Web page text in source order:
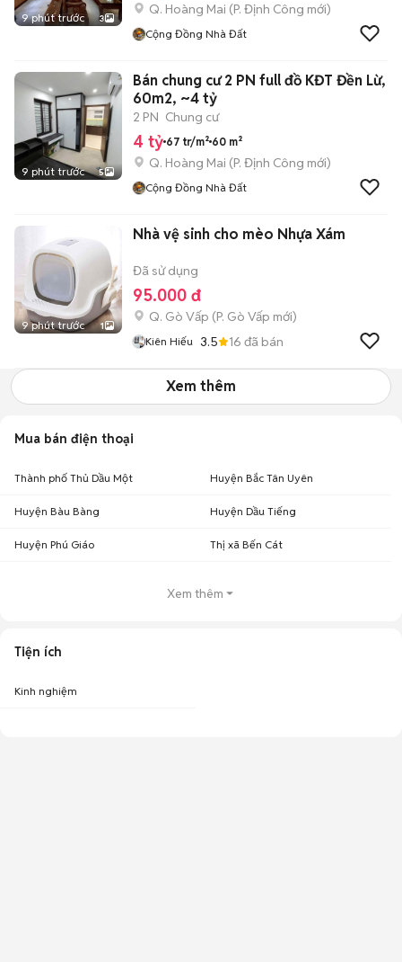
9 phút trước 3
Q. Hoàng Mai (P. Định Công mới)
Cộng Đồng Nhà Đất
9 phút trước 5
Bán chung cư 2 PN full đồ KĐT Đền Lừ,
60m2, ~4 tỷ
2 PN Chung cư
4 tỷ 67 tr/m² 60 m²
Q. Hoàng Mai (P. Định Công mới)
Cộng Đồng Nhà Đất
9 phút trước 1
Nhà vệ sinh cho mèo Nhựa Xám
Đã sử dụng
95.000 đ
Q. Gò Vấp (P. Gò Vấp mới)
Kiên Hiếu 3.5 16 đã bán
Xem thêm
Mua bán điện thoại
Thành phố Thủ Dầu Một Huyện Bắc Tân Uyên
Huyện Bàu Bàng Huyện Dầu Tiếng
Huyện Phú Giáo Thị xã Bến Cát
Xem thêm
Tiện ích
Kinh nghiệm